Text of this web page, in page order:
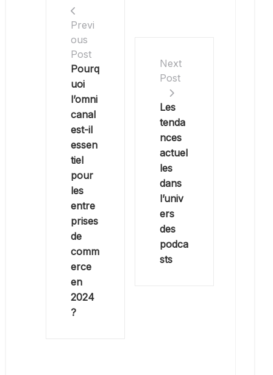
Previ
ous
Post
Pourq
uoi
l’omni
canal
est-il
essen
tiel
pour
les
entre
prises
de
comm
erce
en
2024
?
Next
Post
Les
tenda
nces
actuel
les
dans
l’univ
ers
des
podca
sts